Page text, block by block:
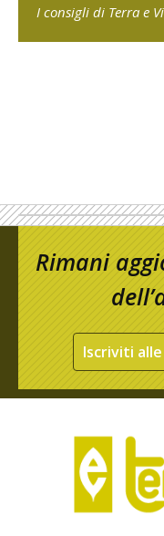
I consigli di Terra e
Rimani
Iscriviti